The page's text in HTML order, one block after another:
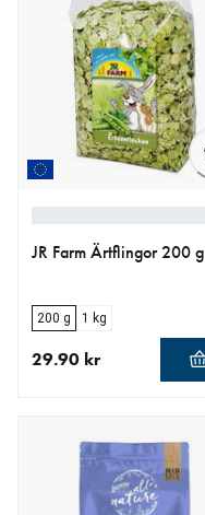
JR Farm Ärtflingor 200 g
200 g 1 kg
29.90 kr